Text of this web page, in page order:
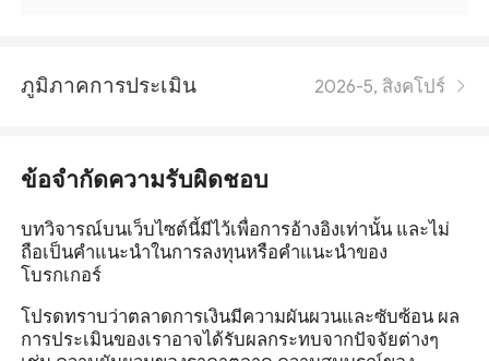
ภูมิภาคการประเมิน 2026-5, สิงคโปร์
ข้อจำกัดความรับผิดชอบ
บทวิจารณ์บนเว็บไซต์นี้มีไว้เพื่อการอ้างอิงเท่านั้น และไม่
ถือเป็นคำแนะนำในการลงทุนหรือคำแนะนำของ
โบรกเกอร์
โปรดทราบว่าตลาดการเงินมีความผันผวนและซับซ้อน ผล
การประเมินของเราอาจได้รับผลกระทบจากปัจจัยต่างๆ